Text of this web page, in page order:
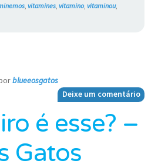
, vitamines, vitamino, vitaminou,
blueeosgatos
Deixe um comentário
é esse? –
Gatos